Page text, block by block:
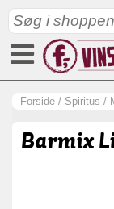
Forside / Spiritus /
Barmix